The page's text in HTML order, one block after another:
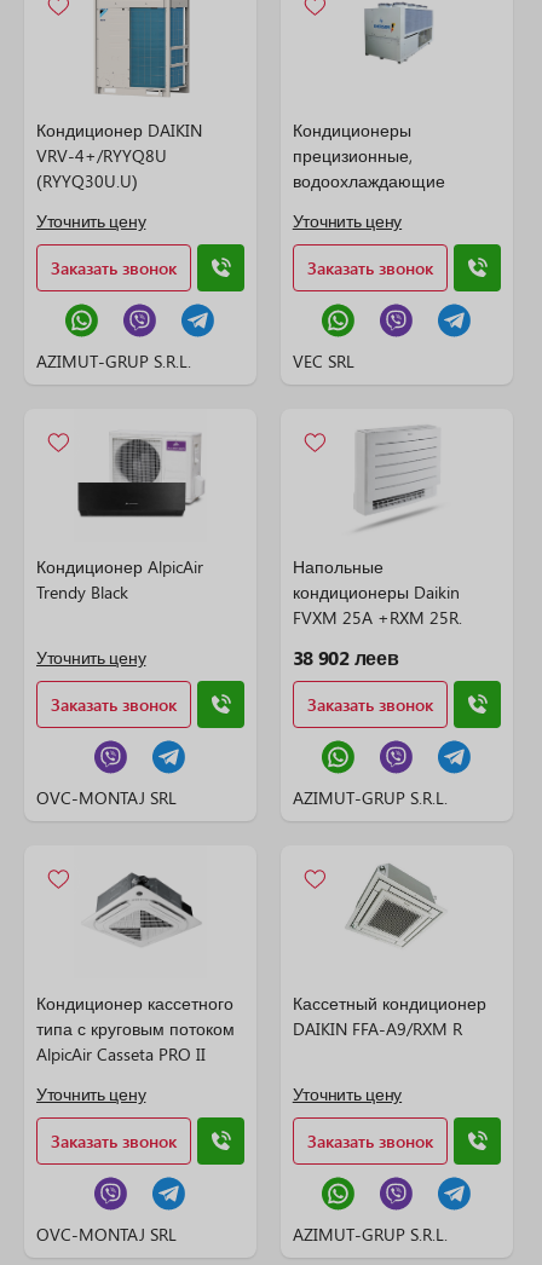
Кондиционер DAIKIN
VRV-4+/RYYQ8U
(RYYQ30U.U)
Уточнить цену
Заказать звонок
AZIMUT-GRUP S.R.L.
Кондиционеры
прецизионные,
водоохлаждающие
Уточнить цену
Заказать звонок
VEC SRL
Кондиционер AlpicAir
Trendy Black
Уточнить цену
Заказать звонок
OVC-MONTAJ SRL
Напольные
кондиционеры Daikin
FVXM 25A +RXM 25R.
38 902 леев
Заказать звонок
AZIMUT-GRUP S.R.L.
Кондиционер кассетного
типа с круговым потоком
AlpicAir Casseta PRO II
Уточнить цену
Заказать звонок
OVC-MONTAJ SRL
Кассетный кондиционер
DAIKIN FFA-A9/RXM R
Уточнить цену
Заказать звонок
AZIMUT-GRUP S.R.L.